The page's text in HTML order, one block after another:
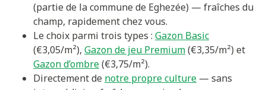
(partie de la commune de Eghezée) — fraîches du
champ, rapidement chez vous.
Le choix parmi trois types : Gazon Basic
(€3,05/m²), Gazon de jeu Premium(€3,35/m²) et
Gazon d’ombre(€3,75/m²).
Directement de notre propre culture — sans